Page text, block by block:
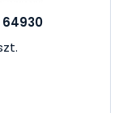
64930